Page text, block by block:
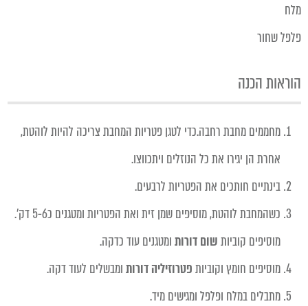
מלח
פלפל שחור
הוראות הכנה
מחממים מחבת רחבה.כדי לטגן פטריות המחבת צריכה להיותלוהטת,
אחרת הן יגירו את כל הנוזלים ויתכווצו.
בינתיים חותכים את הפטריות לרבעים.
כשהמחבת לוהטת, מוסיפים שמן זית ואת הפטריות ומטגנים כ5-6 דק'.
מוסיפים קוביותשום דורותומטגנים עוד כדקה.
מוסיפים חומץ וקוביותפטרוזיליה דורותומבשלים לעוד דקה.
מתבלים במלח ופלפל ומגישים מיד.